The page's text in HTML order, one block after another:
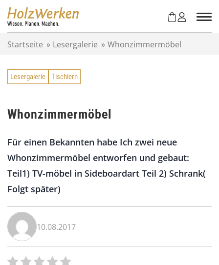
Startseite » Lesergalerie » Whonzimmermöbel
Lesergalerie Tischlern
Whonzimmermöbel
Für einen Bekannten habe Ich zwei neue
Whonzimmermöbel entworfen und gebaut:
Teil1) TV-möbel in Sideboardart Teil 2) Schrank(
Folgt später)
10.08.2017